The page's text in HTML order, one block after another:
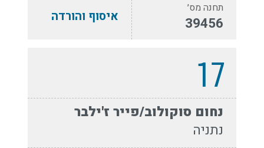
תחנה מס׳
39456 איסוף והורדה
17
נחום סוקולוב/פייר ז'ילבר
נתניה